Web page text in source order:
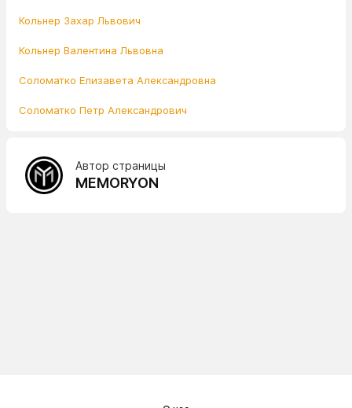
Кольнер Захар Львович
Кольнер Валентина Львовна
Соломатко Елизавета Александровна
Соломатко Петр Александрович
Автор страницы
MEMORYON